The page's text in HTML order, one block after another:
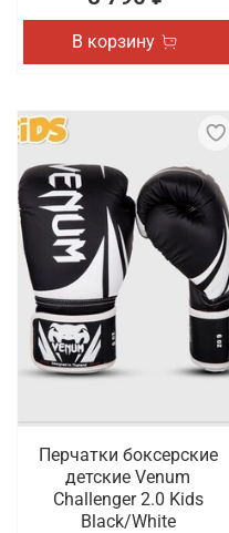
В корзину
Перчатки боксерские
детские Venum
Challenger 2.0 Kids
Black/White